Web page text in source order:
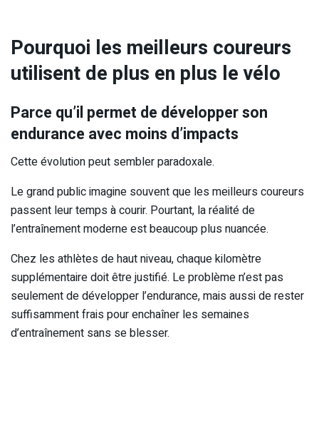
Pourquoi les meilleurs coureurs
utilisent de plus en plus le vélo
Parce qu’il permet de développer son
endurance avec moins d’impacts
Cette évolution peut sembler paradoxale.
Le grand public imagine souvent que les meilleurs coureurs
passent leur temps à courir. Pourtant, la réalité de
l’entraînement moderne est beaucoup plus nuancée.
Chez les athlètes de haut niveau, chaque kilomètre
supplémentaire doit être justifié. Le problème n’est pas
seulement de développer l’endurance, mais aussi de rester
suffisamment frais pour enchaîner les semaines
d’entraînement sans se blesser.